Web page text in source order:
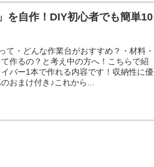
を自作！DIY初心者でも簡単10
て・どんな作業台がおすすめ？・材料・
作るの？と考え中の方へ！こちらで紹
バー1本で作れる内容です！収納性に優
おまけ付き♪これから...